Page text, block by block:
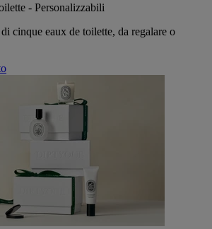
- Personalizzabili
cinque eaux de toilette, da regalare o